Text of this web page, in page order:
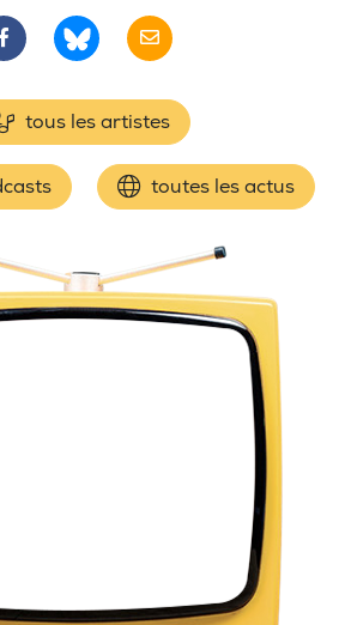
tous les artistes
toutes les actus